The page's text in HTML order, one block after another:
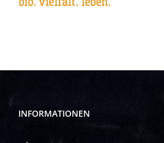
INFORMATIONEN